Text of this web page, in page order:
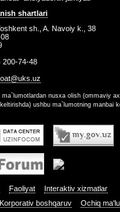
shartlari
sh., A. Navoiy k., 38
200-74-48
nusxa olish (ommaviy
ushbu ma`lumotning manbai
Faoliyat
Interaktiv xizmatlar
Korporativ boshqaruv Ochiq